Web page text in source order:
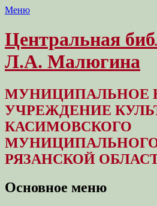
Меню
Центральная
Л.А. Малюгина
МУНИЦИПАЛЬНОЕ
УЧРЕЖДЕНИЕ
КАСИМОВСКОГО
МУНИЦИПАЛЬНОГО
РЯЗАНСКОЙ
Основное меню